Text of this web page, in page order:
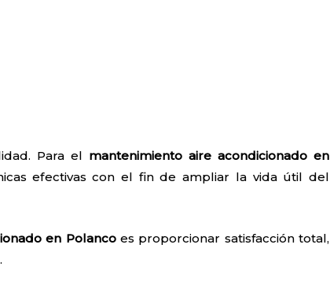
Para el mantenimiento aire acondicionado en
efectivas con el fin de ampliar la vida útil del
en Polancoes proporcionar satisfacción total,